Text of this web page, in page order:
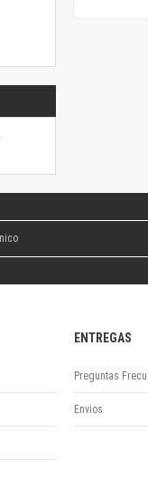
ENTREGAS
Preguntas
Envios